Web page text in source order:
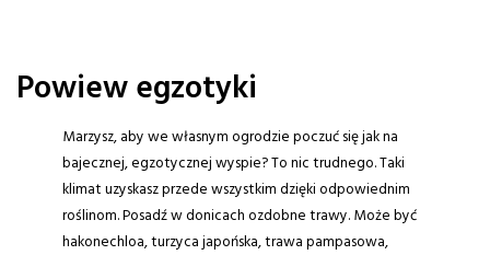
Powiew egzotyki
Marzysz, aby we własnym ogrodzie poczuć się jak na
bajecznej, egzotycznej wyspie? To nic trudnego. Taki
klimat uzyskasz przede wszystkim dzięki odpowiednim
roślinom. Posadź w donicach ozdobne trawy. Może być
hakonechloa, turzyca japońska, trawa pampasowa,